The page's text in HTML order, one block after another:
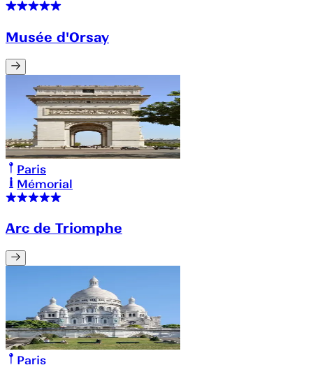
Musée d'Orsay
Paris
Mémorial
Arc de Triomphe
Paris